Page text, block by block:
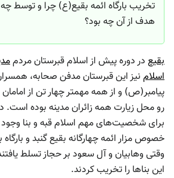
تخریب بارگاه ائمه بقیع(ع) چرا و توسط
هدف از آن چه بود؟
بقیع در دوره پیش از اسلام قبرستان مردم
اسلام نیز این قبرستان مدفن صحابه،
پیامبر(ص) و از همه مهمتر چهار تن از
رو محل زیارت همه زائران مدینه بوده است.
برای شخصیت‌های مهم اسلام قبه و بنا
خصوص مزار ائمه چهارگانه بقیع گنبد و
این بناها را تخریب کردند.